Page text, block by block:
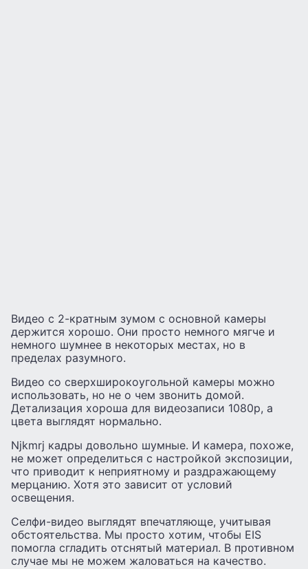
Видео с 2-кратным зумом с основной камеры
держится хорошо. Они просто немного мягче и
немного шумнее в некоторых местах, но в
пределах разумного.
Видео со сверхширокоугольной камеры можно
использовать, но не о чем звонить домой.
Детализация хороша для видеозаписи 1080p, а
цвета выглядят нормально.
Njkmrj кадры довольно шумные. И камера, похоже,
не может определиться с настройкой экспозиции,
что приводит к неприятному и раздражающему
мерцанию. Хотя это зависит от условий
освещения.
Селфи-видео выглядят впечатляюще, учитывая
обстоятельства. Мы просто хотим, чтобы EIS
помогла сгладить отснятый материал. В противном
случае мы не можем жаловаться на качество.